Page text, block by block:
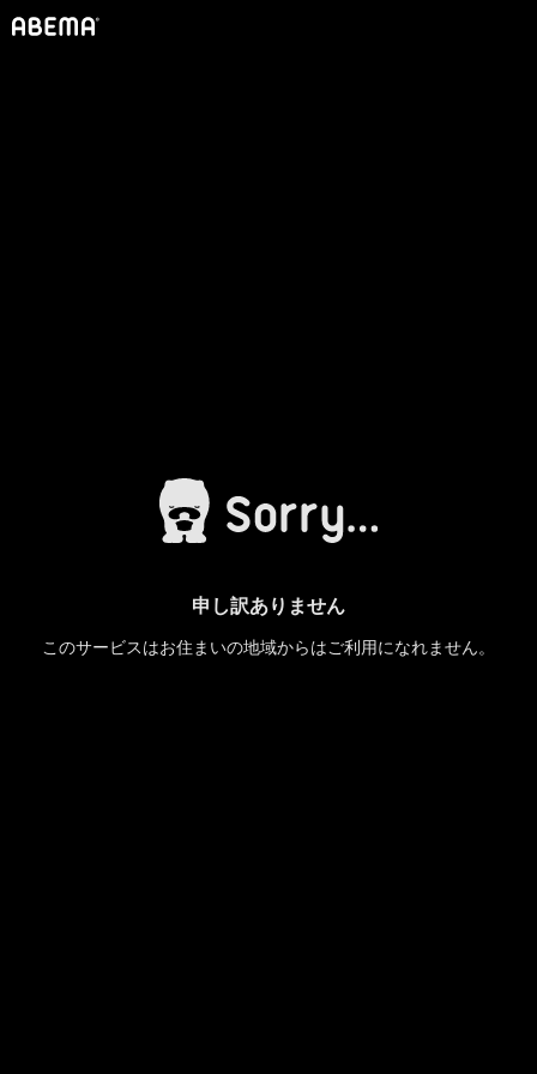
申し訳ありません
このサービスはお住まいの地域からはご利用になれません。